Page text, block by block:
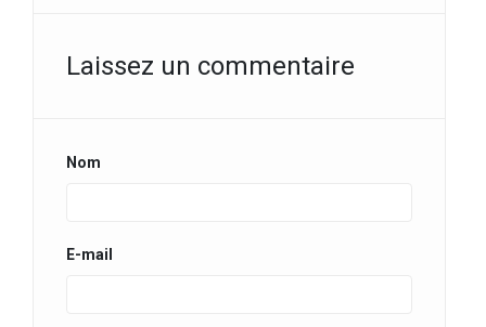
Laissez un commentaire
Nom
E-mail